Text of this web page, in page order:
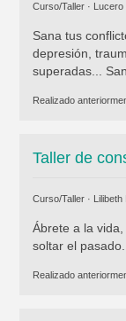
Curso/Taller · Lucero
Sana tus
depresión,
superadas...
Realizado
Taller de
Curso/Taller ·
Ábrete a la
soltar el
Realizado